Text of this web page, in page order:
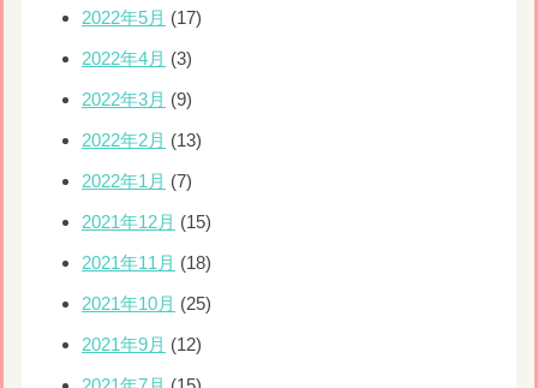
2022年5月 (17)
2022年4月 (3)
2022年3月 (9)
2022年2月 (13)
2022年1月 (7)
2021年12月 (15)
2021年11月 (18)
2021年10月 (25)
2021年9月 (12)